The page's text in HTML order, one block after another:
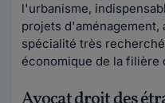
l'urbanisme,
projets
spécialité très
économique de la filière